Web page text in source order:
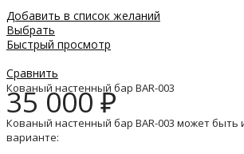
Добавить в список желаний
Выбрать
Быстрый просмотр
Сравнить
Кованый настенный бар BAR-003
35 000₽
Кованый настенный бар BAR-003 может быть
варианте: